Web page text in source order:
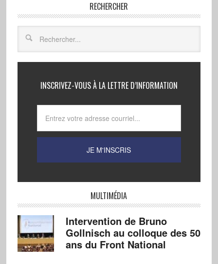
RECHERCHER
INSCRIVEZ-VOUS À LA LETTRE D’INFORMATION
MULTIMÉDIA
Intervention de Bruno
Gollnisch au colloque des 50
ans du Front National